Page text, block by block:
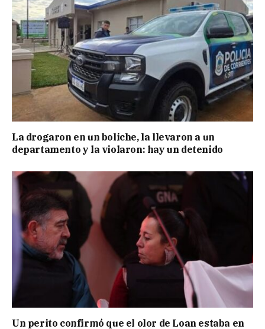
La drogaron en un boliche, la llevaron a un
departamento y la violaron: hay un detenido
Un perito confirmó que el olor de Loan estaba en